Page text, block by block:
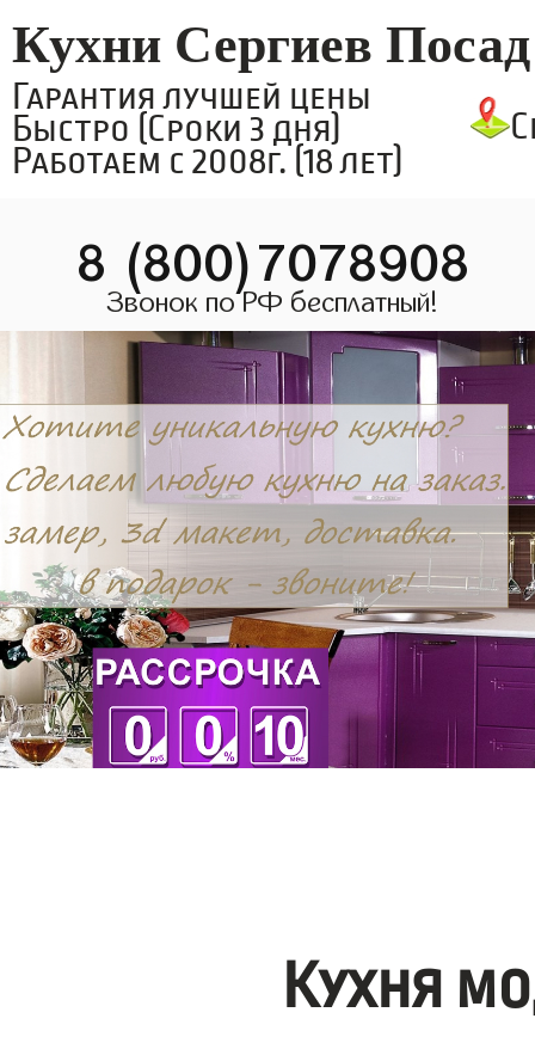
Кухни Сергиев Посад
Гарантия лучшей цены
Быстро (Сроки 3 дня)
Работаем с 2008г. (18 лет)
8 (800)7078908
Звонок по РФ бесплатный!
Кухня